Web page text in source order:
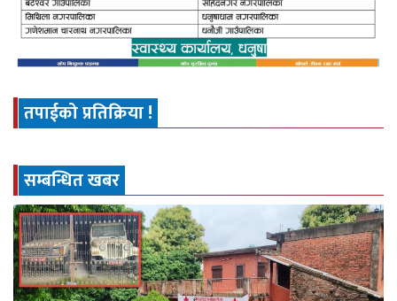
तपाईको प्रतिक्रिया !
सम्बन्धित खबर